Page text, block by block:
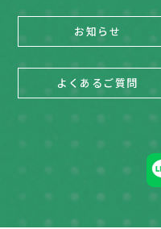
お知らせ
よくあるご質問